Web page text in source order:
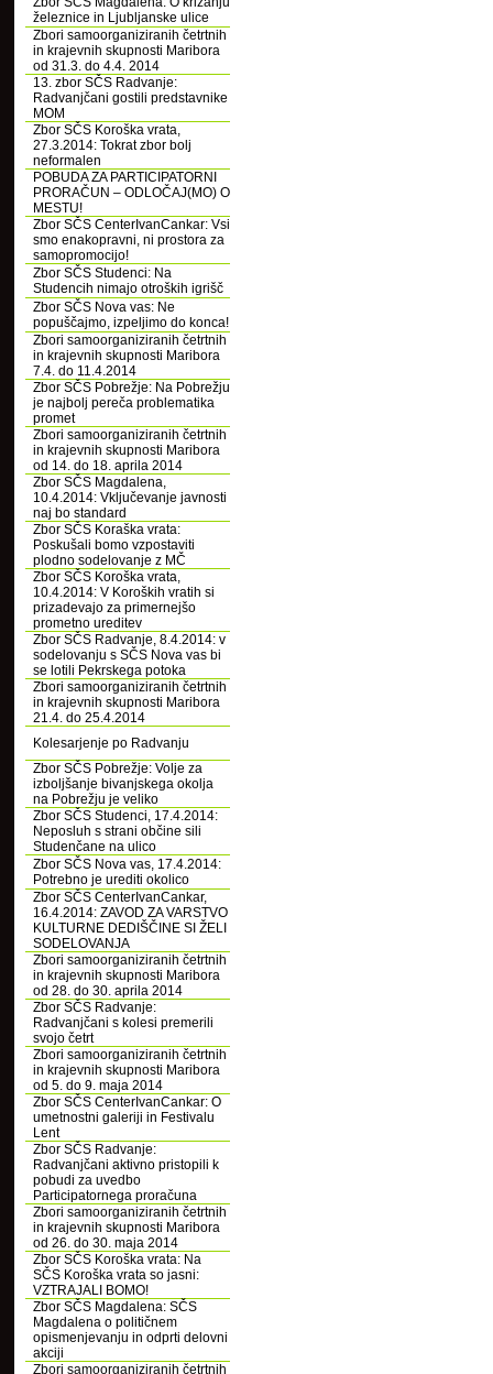
železnice in Ljubljanske ulice
Zbori samoorganiziranih četrtnih
in krajevnih skupnosti Maribora
od 31.3. do 4.4. 2014
13. zbor SČS Radvanje:
Radvanjčani gostili predstavnike
MOM
Zbor SČS Koroška vrata,
27.3.2014: Tokrat zbor bolj
neformalen
POBUDA ZA PARTICIPATORNI
PRORAČUN – ODLOČAJ(MO) O
MESTU!
Zbor SČS CenterIvanCankar: Vsi
smo enakopravni, ni prostora za
samopromocijo!
Zbor SČS Studenci: Na
Studencih nimajo otroških igrišč
Zbor SČS Nova vas: Ne
popuščajmo, izpeljimo do konca!
Zbori samoorganiziranih četrtnih
in krajevnih skupnosti Maribora
7.4. do 11.4.2014
Zbor SČS Pobrežje: Na Pobrežju
je najbolj pereča problematika
promet
Zbori samoorganiziranih četrtnih
in krajevnih skupnosti Maribora
od 14. do 18. aprila 2014
Zbor SČS Magdalena,
10.4.2014: Vključevanje javnosti
naj bo standard
Zbor SČS Koraška vrata:
Poskušali bomo vzpostaviti
plodno sodelovanje z MČ
Zbor SČS Koroška vrata,
10.4.2014: V Koroških vratih si
prizadevajo za primernejšo
prometno ureditev
Zbor SČS Radvanje, 8.4.2014: v
sodelovanju s SČS Nova vas bi
se lotili Pekrskega potoka
Zbori samoorganiziranih četrtnih
in krajevnih skupnosti Maribora
21.4. do 25.4.2014
Kolesarjenje po Radvanju
Zbor SČS Pobrežje: Volje za
izboljšanje bivanjskega okolja
na Pobrežju je veliko
Zbor SČS Studenci, 17.4.2014:
Neposluh s strani občine sili
Studenčane na ulico
Zbor SČS Nova vas, 17.4.2014:
Potrebno je urediti okolico
Zbor SČS CenterIvanCankar,
16.4.2014: ZAVOD ZA VARSTVO
KULTURNE DEDIŠČINE SI ŽELI
SODELOVANJA
Zbori samoorganiziranih četrtnih
in krajevnih skupnosti Maribora
od 28. do 30. aprila 2014
Zbor SČS Radvanje:
Radvanjčani s kolesi premerili
svojo četrt
Zbori samoorganiziranih četrtnih
in krajevnih skupnosti Maribora
od 5. do 9. maja 2014
Zbor SČS CenterIvanCankar: O
umetnostni galeriji in Festivalu
Lent
Zbor SČS Radvanje:
Radvanjčani aktivno pristopili k
pobudi za uvedbo
Participatornega proračuna
Zbori samoorganiziranih četrtnih
in krajevnih skupnosti Maribora
od 26. do 30. maja 2014
Zbor SČS Koroška vrata: Na
SČS Koroška vrata so jasni:
VZTRAJALI BOMO!
Zbor SČS Magdalena: SČS
Magdalena o političnem
opismenjevanju in odprti delovni
akciji
Zbori samoorganiziranih četrtnih